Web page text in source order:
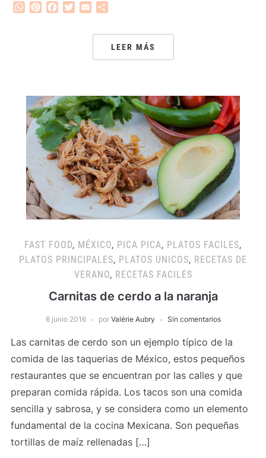
WhatsApp
PinterestFacebook
Twitter
Email
LEER MÁS
FAST FOOD, MÉXICO, PICA PICA, PLATOS FACILES,
PLATOS PRINCIPALES, PLATOS UNICOS, RECETAS DE
VERANO, RECETAS FACILES
Carnitas de cerdo a la naranja
6 junio 2016 por Valérie Aubry Sin comentarios
Las carnitas de cerdo son un ejemplo típico de la
comida de las taquerias de México, estos pequeños
restaurantes que se encuentran por las calles y que
preparan comida rápida. Los tacos son una comida
sencilla y sabrosa, y se considera como un elemento
fundamental de la cocina Mexicana. Son pequeñas
tortillas de maíz rellenadas […]